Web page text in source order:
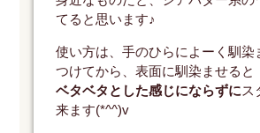
てると思います♪
使い方は、手のひらによーく馴染
つけてから、表面に馴染ませると
ベタベタとした感じにならずにス
来ます(*^^)v